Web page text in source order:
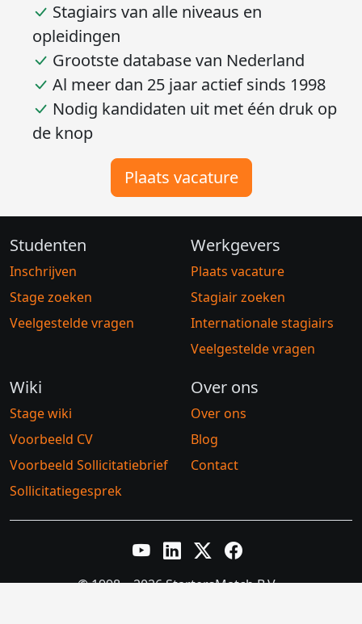
Stagiairs van alle niveaus en
opleidingen
Grootste database van Nederland
Al meer dan 25 jaar actief sinds 1998
Nodig kandidaten uit met één druk op
de knop
Plaats vacature
Studenten
Inschrijven
Stage zoeken
Veelgestelde vragen
Werkgevers
Plaats vacature
Stagiair zoeken
Internationale stagiairs
Veelgestelde vragen
Wiki
Stage wiki
Voorbeeld CV
Voorbeeld Sollicitatiebrief
Sollicitatiegesprek
Over ons
Over ons
Blog
Contact
YouTubeLinkedInTwitter XFacebook
© 1998 – 2026 StartersMatch B.V.